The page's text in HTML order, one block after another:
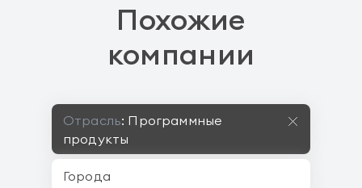
Похожие
компании
Отрасль: Программные
продукты